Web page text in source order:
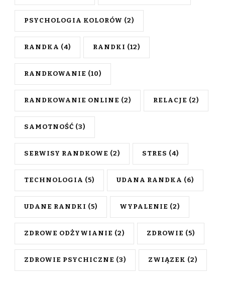
PSYCHOLOGIA KOLORÓW (2)
RANDKA (4) RANDKI (12)
RANDKOWANIE (10)
RANDKOWANIE ONLINE (2) RELACJE (2)
SAMOTNOŚĆ (3)
SERWISY RANDKOWE (2) STRES (4)
TECHNOLOGIA (5) UDANA RANDKA (6)
UDANE RANDKI (5) WYPALENIE (2)
ZDROWE ODŻYWIANIE (2) ZDROWIE (5)
ZDROWIE PSYCHICZNE (3) ZWIĄZEK (2)